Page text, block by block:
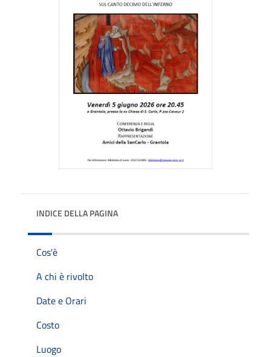
INDICE DELLA PAGINA
Cos'è
A chi è rivolto
Date e Orari
Costo
Luogo